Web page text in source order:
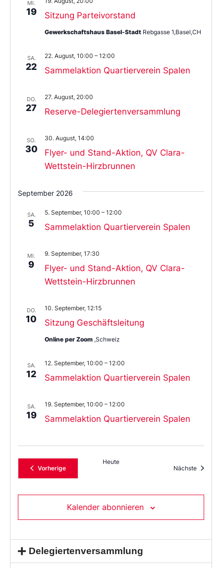
MI.
19 Sitzung Parteivorstand
Gewerkschaftshaus Basel-Stadt Rebgasse 1,Basel,CH
SA.
22 Sammelaktion Quartierverein Spalen
22. August, 10:00 – 12:00
DO.
27 Reserve-Delegiertenversammlung
27. August, 20:00
SO.
30
Flyer- und Stand-Aktion, QV Clara-
Wettstein-Hirzbrunnen
30. August, 14:00
September 2026
SA.
5 Sammelaktion Quartierverein Spalen
5. September, 10:00 – 12:00
MI.
9
Flyer- und Stand-Aktion, QV Clara-
Wettstein-Hirzbrunnen
9. September, 17:30
DO.
10 Sitzung Geschäftsleitung
10. September, 12:15
Online per Zoom ,Schweiz
SA.
12 Sammelaktion Quartierverein Spalen
12. September, 10:00 – 12:00
SA.
19 Sammelaktion Quartierverein Spalen
19. September, 10:00 – 12:00
VorherigeVeranstaltungen
Heute
Nächste
Kalender abonnieren
Delegiertenversammlung